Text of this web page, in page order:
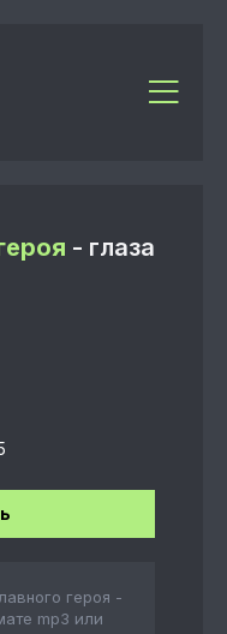
- глаза
героя -
mp3 или